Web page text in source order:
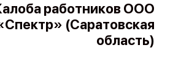
Новости
Карта событий
работников ООО
(Саратовская
область)